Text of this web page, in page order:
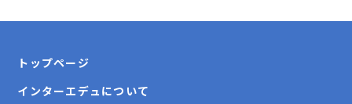
トップページ
インターエデュについて